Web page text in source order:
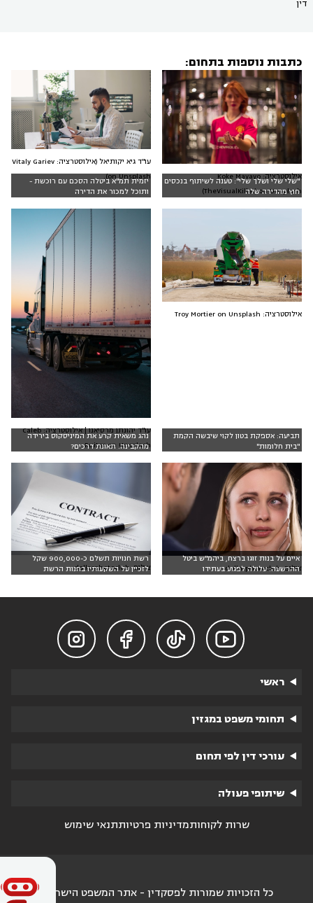
דין
כתבות נוספות בתחום:
"שלי שלי ושלך שלי": טענה לשיתוף בנכסים
חוץ מהדירה שלה
אילוסטרציה: Koke Mayayo
(TheVisualKiller) on Unsplash
יזמית תמ"א ביטלה הסכם עם רוכשת -
ותוכל למכור את הדירה
עו"ד גיא יקותיאל (אילוסטרציה: Vitaly Gariev
on Unsplash).
תביעה: אספקת בטון לקוי שיבשה הקמת
"בית חלומות"
אילוסטרציה: Troy Mortier on Unsplash
נהג משאית קרע את המיניסקוס בירידה
מהקבינה. תאונת דרכים?
עו"ד יהונתן מרסיאנו | אילוסטרציה: Caleb
Ruiter on Unsplash
איים על בנות זוגו ברצח, ביהמ"ש ביטל
ההרשעה: עלולה לפגוע בעתידו
צילום: dollarphotoclub
רשת חנויות תשלם כ-900,000 שקל
לזכיין על השקעותיו בחנות הרשת
צילום: dollarphotoclub




ראשי
תחומי משפט במגזין
עורכי דין לפי תחום
שיתופי פעולה
שרות לקוחותמדיניות פרטיותתנאי שימוש
כל הזכויות שמורות לפסקדין - אתר המשפט הישראלי